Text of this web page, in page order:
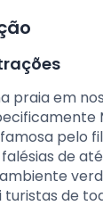
praia em
pelo
de
de